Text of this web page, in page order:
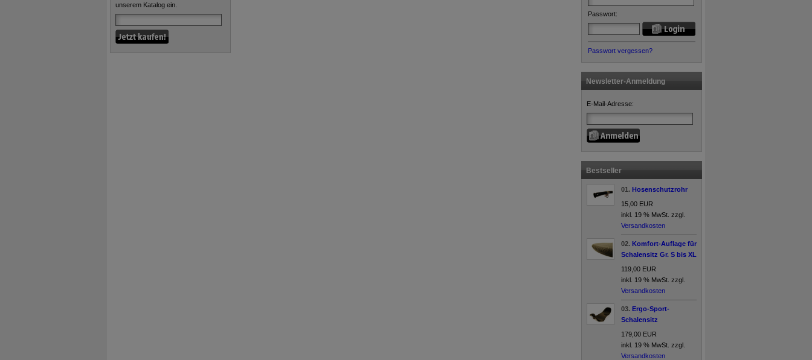
unserem Katalog ein.
Passwort:
Passwort vergessen?
Newsletter-Anmeldung
E-Mail-Adresse:
Bestseller
01. Hosenschutzrohr
15,00 EUR
inkl. 19 % MwSt. zzgl.
Versandkosten
02. Komfort-Auflage für
Schalensitz Gr. S bis XL
119,00 EUR
inkl. 19 % MwSt. zzgl.
Versandkosten
03. Ergo-Sport-
Schalensitz
179,00 EUR
inkl. 19 % MwSt. zzgl.
Versandkosten